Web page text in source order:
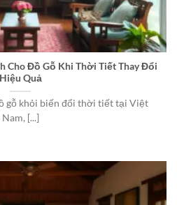
Cho Đồ Gỗ Khi Thời Tiết Thay Đổi
Hiệu Quả
gỗ khỏi biến đổi thời tiết tại Việt
Nam, [...]